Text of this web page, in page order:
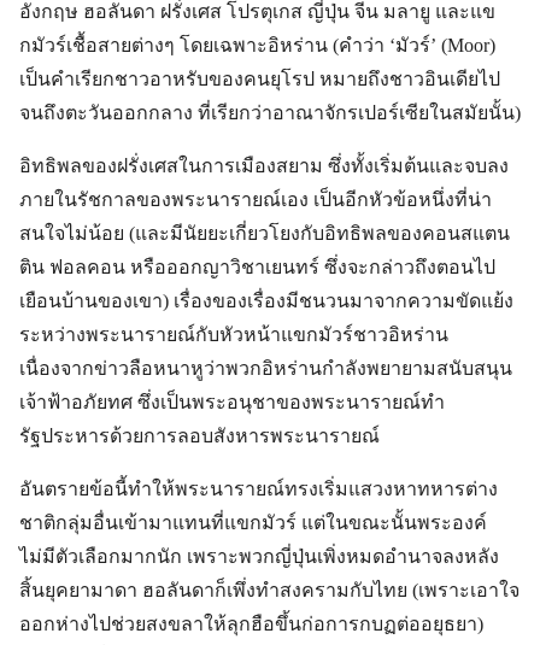
อังกฤษ ฮอลันดา ฝรั่งเศส โปรตุเกส ญี่ปุ่น จีน มลายู และแข
กมัวร์เชื้อสายต่างๆ โดยเฉพาะอิหร่าน (คำว่า ‘มัวร์’ (Moor)
เป็นคำเรียกชาวอาหรับของคนยุโรป หมายถึงชาวอินเดียไป
จนถึงตะวันออกกลาง ที่เรียกว่าอาณาจักรเปอร์เซียในสมัยนั้น)
อิทธิพลของฝรั่งเศสในการเมืองสยาม ซึ่งทั้งเริ่มต้นและจบลง
ภายในรัชกาลของพระนารายณ์เอง เป็นอีกหัวข้อหนึ่งที่น่า
สนใจไม่น้อย (และมีนัยยะเกี่ยวโยงกับอิทธิพลของคอนสแตน
ติน ฟอลคอน หรือออกญาวิชาเยนทร์ ซึ่งจะกล่าวถึงตอนไป
เยือนบ้านของเขา) เรื่องของเรื่องมีชนวนมาจากความขัดแย้ง
ระหว่างพระนารายณ์กับหัวหน้าแขกมัวร์ชาวอิหร่าน
เนื่องจากข่าวลือหนาหูว่าพวกอิหร่านกำลังพยายามสนับสนุน
เจ้าฟ้าอภัยทศ ซึ่งเป็นพระอนุชาของพระนารายณ์ทำ
รัฐประหารด้วยการลอบสังหารพระนารายณ์
อันตรายข้อนี้ทำให้พระนารายณ์ทรงเริ่มแสวงหาทหารต่าง
ชาติกลุ่มอื่นเข้ามาแทนที่แขกมัวร์ แต่ในขณะนั้นพระองค์
ไม่มีตัวเลือกมากนัก เพราะพวกญี่ปุ่นเพิ่งหมดอำนาจลงหลัง
สิ้นยุคยามาดา ฮอลันดาก็เพึ่งทำสงครามกับไทย (เพราะเอาใจ
ออกห่างไปช่วยสงขลาให้ลุกฮือขึ้นก่อการกบฏต่ออยุธยา)